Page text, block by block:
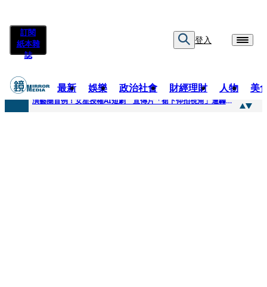
訂閱
紙本雜
誌
登入
最新 娛樂 政治社會 財經理財 人物 美
快訊
演藝圈首例！女星授權AI短劇 宣傳片「裙下仰拍視角」遭轟擦邊：自降身價